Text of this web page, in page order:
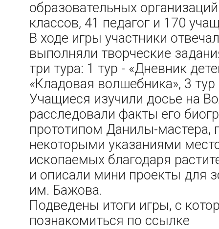
образовательных
классов, 41 педагог и 170
В ходе игры участники
выполняли творческие
три тура: 1 тур - «Дневник
«Кладовая волшебника», 3 тур
Учащиеся изучили досье на
расследовали факты его
прототипом Данилы-мастера,
некоторыми указаниями
ископаемых благодаря
и описали мини проекты для
им. Бажова.
Подведены итоги игры, с
познакомиться по ссылке